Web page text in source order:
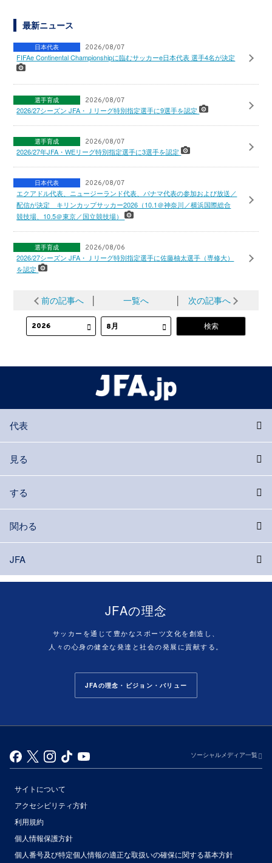
最新ニュース
日本代表 2026/08/07
FIFAe Continental Championshipに臨むサッカーe日本代表 選手4名が決定
選手育成 2026/08/07
2026/27シーズン JFA・Ｊリーグ特別指定選手に9選手を認定
選手育成 2026/08/07
2026/27年JFA・WEリーグ特別指定選手に3選手を認定
日本代表 2026/08/07
エクアドル代表、ニュージーランド代表、パナマ代表の参加および放送／
配信が決定 キリンカップサッカー2026（10.1＠神奈川／横浜国際総合
競技場、10.5＠東京／国立競技場）
選手育成 2026/08/06
2026/27シーズン JFA・Ｊリーグ特別指定選手に佐藤柚太選手（専修大）
を認定
前の記事へ 一覧へ 次の記事へ
代表
見る
する
関わる
JFA
JFAの理念
サッカーを通じて豊かなスポーツ文化を創造し、
人々の心身の健全な発達と社会の発展に貢献する。
JFAの理念・ビジョン・バリュー
ソーシャルメディア一覧
サイトについて
アクセシビリティ方針
利用規約
個人情報保護方針
個人番号及び特定個人情報の適正な取扱いの確保に関する基本方針